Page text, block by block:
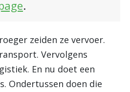
.
zeiden ze vervoer.
Vervolgens
En nu doet een
Ondertussen doen die